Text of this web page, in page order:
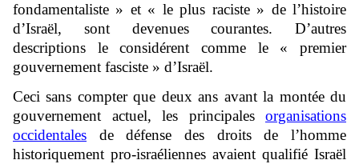
fondamentaliste » et « le plus raciste » de l’histoire
d’Israël, sont devenues courantes. D’autres
descriptions le considérent comme le « premier
gouvernement fasciste » d’Israël.
Ceci sans compter que deux ans avant la montée du
gouvernement actuel, les principales organisations
occidentales de défense des droits de l’homme
historiquement pro-israéliennes avaient qualifié Israël